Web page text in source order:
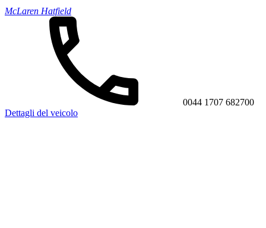
McLaren Hatfield
0044 1707 682700
Dettagli del veicolo